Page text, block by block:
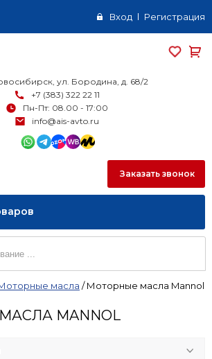
Вход Регистрация
ул. Бородина, д. 68/2
+7 (383) 322 22 11
Пн-Пт: 08.00 - 17:00
info@ais-avto.ru
Заказать звонок
масла /Моторные масла Mannol
MANNOL